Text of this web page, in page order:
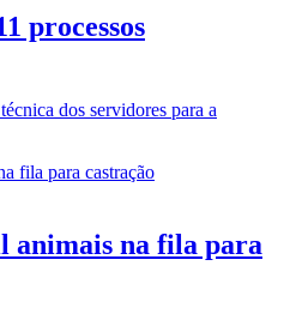
processos
dos servidores para a
animais na fila para